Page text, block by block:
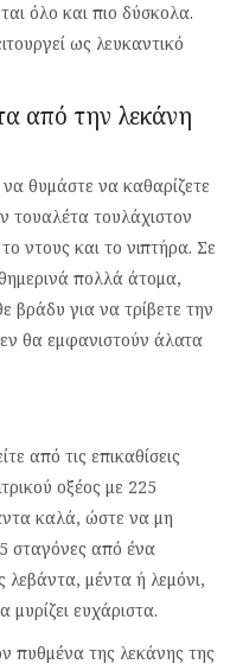
όλο και πιο δύσκολα.
ως λευκαντικό
από την λεκάνη
θυμάστε να καθαρίζετε
τουαλέτα τουλάχιστον
ντους και το νιπτήρα. Σε
πολλά άτομα,
βράδυ για να τρίβετε την
θα εμφανιστούν άλατα
από τις επικαθίσεις
οξέος με 225
καλά, ώστε να μη
σταγόνες από ένα
λεβάντα, μέντα ή λεμόνι,
ευχάριστα.
πυθμένα της λεκάνης της